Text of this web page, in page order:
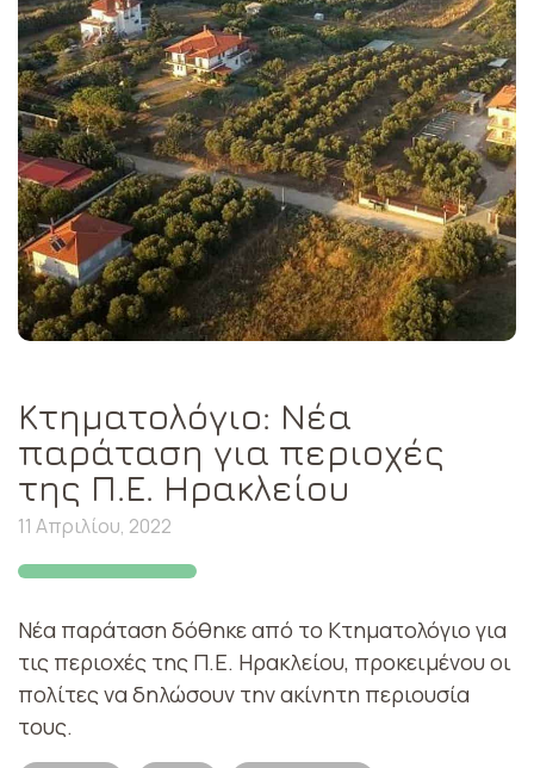
Κτηματολόγιο: Νέα
παράταση για περιοχές
της Π.Ε. Ηρακλείου
11 Απριλίου, 2022
Νέα παράταση δόθηκε από το Κτηματολόγιο για
τις περιοχές της Π.Ε. Ηρακλείου, προκειμένου οι
πολίτες να δηλώσουν την ακίνητη περιουσία
τους.